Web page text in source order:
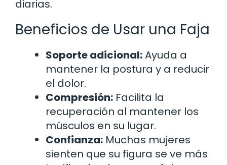
diarias.
Beneficios de Usar una Faja
Soporte adicional:Ayuda a
mantener la postura y a reducir
el dolor.
Compresión: Facilita la
recuperación al mantener los
músculos en su lugar.
Confianza: Muchas mujeres
sienten que su figura se ve más